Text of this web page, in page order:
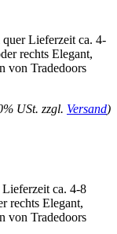
Lieferzeit ca. 4-
rechts Elegant,
von Tradedoors
USt. zzgl. Versand)
ca. 4-8
rechts Elegant,
von Tradedoors